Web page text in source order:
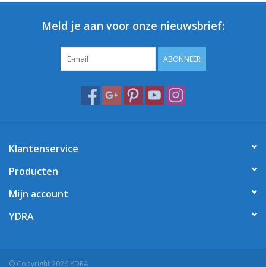
Meld je aan voor onze nieuwsbrief:
ABONNEER
Klantenservice
Producten
Mijn account
YDRA
© Copyright 2026 YDRA